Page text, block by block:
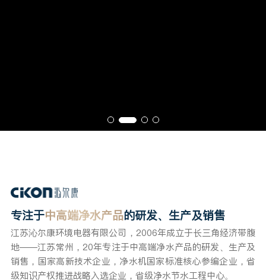
专注于中高端净水产品的研发、生产及销售
江苏沁尔康环境电器有限公司，2006年成立于长三角经济带腹
地——江苏常州，20年专注于中高端净水产品的研发、生产及
销售，国家高新技术企业，净水机国家标准核心参编企业，省
级知识产权推进战略入选企业，省级净水节水工程中心。